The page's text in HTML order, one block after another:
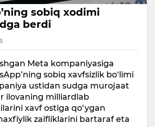
sobiq xodimi
berdi
Meta kompaniyasiga
sobiq xavfsizlik bo‘limi
ustidan sudga murojaat
ilovaning milliardlab
xavf ostiga qo‘ygan
zaifliklarini bartaraf eta